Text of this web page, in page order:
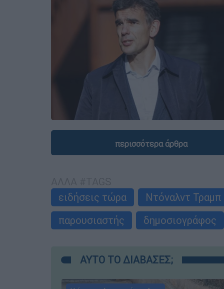
περισσότερα άρθρα
ειδήσεις τώρα
Ντόναλντ Τραμπ
παρουσιαστής
δημοσιογράφος
ΑΥΤΟ ΤΟ ΔΙΑΒΑΣΕΣ;